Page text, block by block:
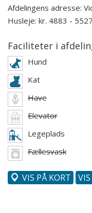
Afdelingens adresse:
Husleje: kr. 4883 - 5527
Faciliteter i
Hund
Kat
Have
Elevator
Legeplads
Fællesvask
VIS PÅ KORT